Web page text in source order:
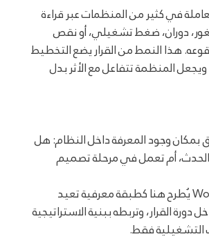
في كثير من المنظمات عبر قراءة
دوران، ضغط تشغيلي، أو نقص
هذا النمط من القرار يضع التخطيط
المنظمة تتفاعل مع الأثر بدل
بمكان وجود المعرفة داخل النظام: هل
أم تعمل في مرحلة تصميم
Workforce Analytics يُطرح هنا كطبقة معرفية تعيد
القرار، وتربطه ببنية الاستراتيجية
التشغيلية فقط.